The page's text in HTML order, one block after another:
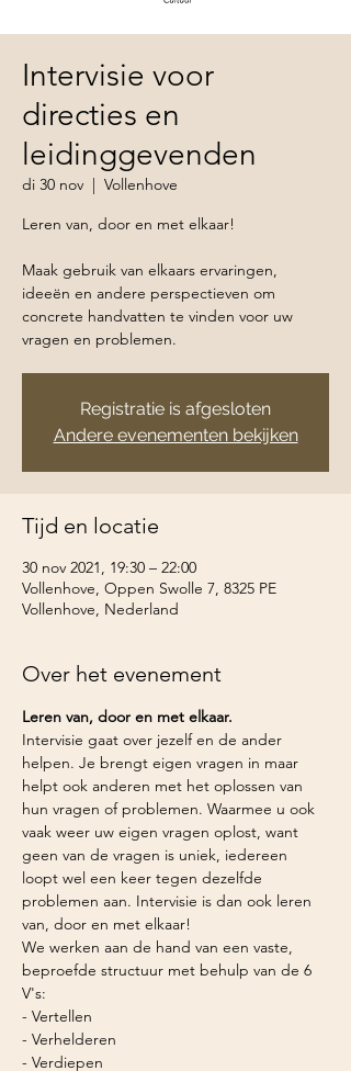
Intervisie voor
directies en
leidinggevenden
di 30 nov
  |
Vollenhove
Leren van, door en met elkaar!
Maak gebruik van elkaars ervaringen,
ideeën en andere perspectieven om
concrete handvatten te vinden voor uw
vragen en problemen.
Registratie is afgesloten
Andere evenementen bekijken
Tijd en locatie
30 nov 2021, 19:30 – 22:00
Vollenhove, Oppen Swolle 7, 8325 PE
Vollenhove, Nederland
Over het evenement
Leren van, door en met elkaar.
Intervisie gaat over jezelf en de ander
helpen. Je brengt eigen vragen in maar
helpt ook anderen met het oplossen van
hun vragen of problemen. Waarmee u ook
vaak weer uw eigen vragen oplost, want
geen van de vragen is uniek, iedereen
loopt wel een keer tegen dezelfde
problemen aan. Intervisie is dan ook leren
van, door en met elkaar!
We werken aan de hand van een vaste,
beproefde structuur met behulp van de 6
V's:
- Vertellen
- Verhelderen
- Verdiepen